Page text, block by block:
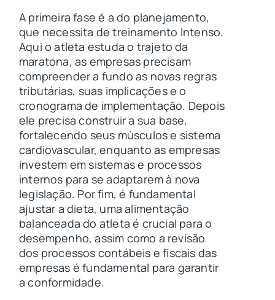
A primeira fase é a do planejamento,
que necessita de treinamento Intenso.
Aqui o atleta estuda o trajeto da
maratona, as empresas precisam
compreender a fundo as novas regras
tributárias, suas implicações e o
cronograma de implementação. Depois
ele precisa construir a sua base,
fortalecendo seus músculos e sistema
cardiovascular, enquanto as empresas
investem em sistemas e processos
internos para se adaptarem à nova
legislação. Por fim, é fundamental
ajustar a dieta, uma alimentação
balanceada do atleta é crucial para o
desempenho, assim como a revisão
dos processos contábeis e fiscais das
empresas é fundamental para garantir
a conformidade.